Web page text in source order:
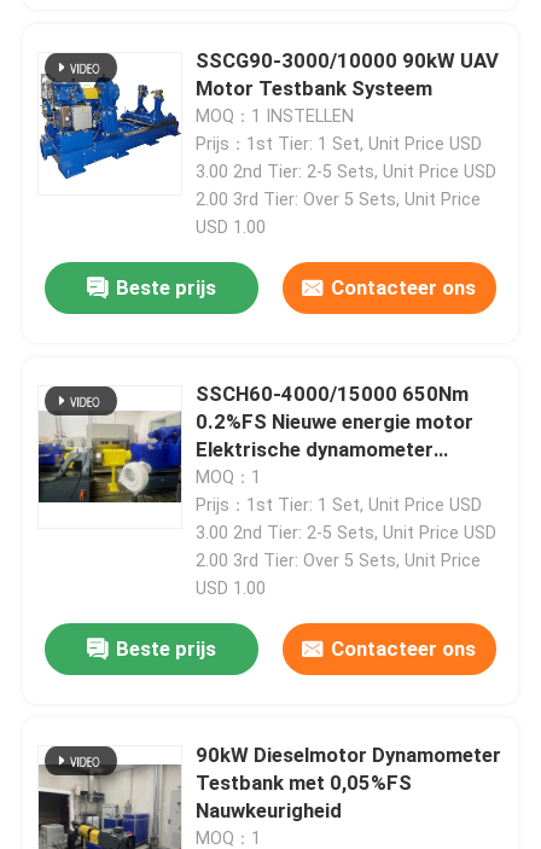
SSCG90-3000/10000 90kW UAV
Motor Testbank Systeem
MOQ：1 INSTELLEN
Prijs：1st Tier: 1 Set, Unit Price USD
3.00 2nd Tier: 2-5 Sets, Unit Price USD
2.00 3rd Tier: Over 5 Sets, Unit Price
USD 1.00
Beste prijs Contacteer ons
SSCH60-4000/15000 650Nm
0.2%FS Nieuwe energie motor
Elektrische dynamometer
testbank
MOQ：1
Prijs：1st Tier: 1 Set, Unit Price USD
3.00 2nd Tier: 2-5 Sets, Unit Price USD
2.00 3rd Tier: Over 5 Sets, Unit Price
USD 1.00
Beste prijs Contacteer ons
90kW Dieselmotor Dynamometer
Testbank met 0,05%FS
Nauwkeurigheid
MOQ：1